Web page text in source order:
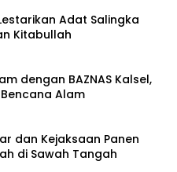
Adat Salingka
Kitabullah
dengan BAZNAS Kalsel,
Alam
dan Kejaksaan Panen
di Sawah Tangah